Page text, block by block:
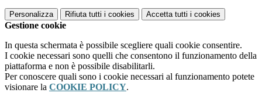
Personalizza Rifiuta tutti i cookies Accetta tutti i cookies
Gestione cookie
In questa schermata è possibile scegliere quali cookie consentire.
I cookie necessari sono quelli che consentono il funzionamento della
piattaforma e non è possibile disabilitarli.
Per conoscere quali sono i cookie necessari al funzionamento potete
visionare la COOKIE POLICY.